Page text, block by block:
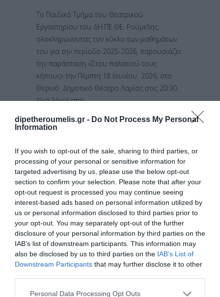
dipetheroumelis.gr - Do Not Process My Personal
Information
If you wish to opt-out of the sale, sharing to third parties, or
processing of your personal or sensitive information for
targeted advertising by us, please use the below opt-out
section to confirm your selection. Please note that after your
opt-out request is processed you may continue seeing
interest-based ads based on personal information utilized by
us or personal information disclosed to third parties prior to
your opt-out. You may separately opt-out of the further
disclosure of your personal information by third parties on the
IAB’s list of downstream participants. This information may
also be disclosed by us to third parties on the IAB’s List of
Downstream Participants that may further disclose it to other
Personal Data Processing Opt Outs
Το Παιδικό Τμήμα του Θεατρικού
Εργαστηρίου του ΔΗ.ΠΕ.ΘΕ. Ρούμελης,
ολοκληρώνοντας τον κύκλο των μαθημάτων
του για την περίοδο 2025-2026, παρουσιάζει
την παράσταση «Στου παλατιού τους
κήπους» την Πέμπτη 18 Ιουνίου 2026, στο
Θερινό Δημοτικό Θέατρο Λαμίας στις 20:30.
Λίγα λόγια από
12
ΙΟΎΝ
Το Δημοτικό
Περιφερειακό
Θέατρο